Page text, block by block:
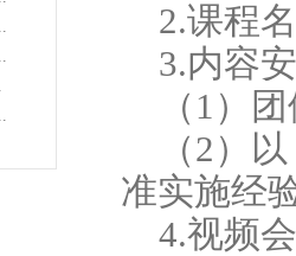
2.课程
3.内容
（1）
（2）
准实施经
4.视频